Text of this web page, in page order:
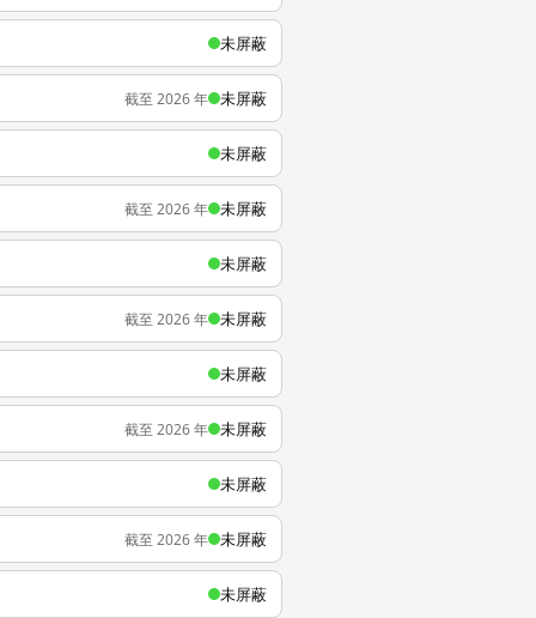
未屏蔽
截至 2026 年 未屏蔽
未屏蔽
截至 2026 年 未屏蔽
未屏蔽
截至 2026 年 未屏蔽
未屏蔽
截至 2026 年 未屏蔽
未屏蔽
截至 2026 年 未屏蔽
未屏蔽